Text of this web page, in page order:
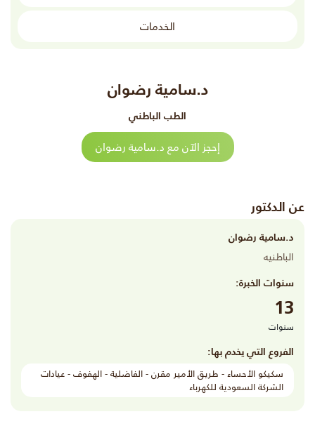
الخدمات
د.سامية رضوان
الطب الباطني
إحجز الآن مع د.سامية رضوان
عن الدكتور
د.سامية رضوان
الباطنيه
سنوات الخبرة:
13
سنوات
الفروع التي يخدم بها:
سكيكو الأحساء - طريق الأمير مقرن - الفاضلية - الهفوف - عيادات
الشركة السعودية للكهرباء